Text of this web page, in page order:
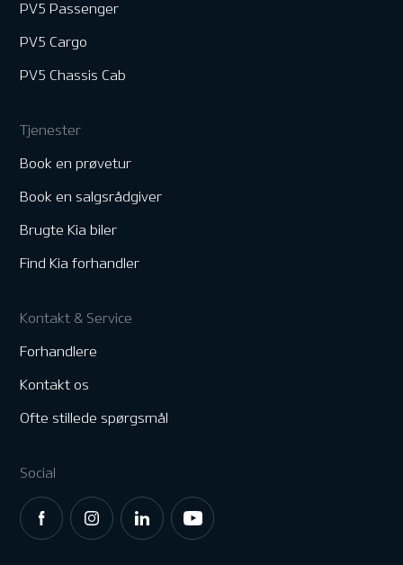
PV5 Passenger
PV5 Cargo
PV5 Chassis Cab
Tjenester
Book en prøvetur
Book en salgsrådgiver
Brugte Kia biler
Find Kia forhandler
Kontakt & Service
Forhandlere
Kontakt os
Ofte stillede spørgsmål
Social